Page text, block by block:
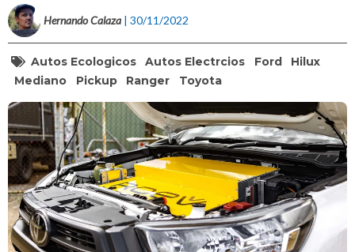
Hernando Calaza | 30/11/2022
Autos Ecologicos Autos Electrcios Ford
Hilux
Mediano
Pickup Ranger Toyota